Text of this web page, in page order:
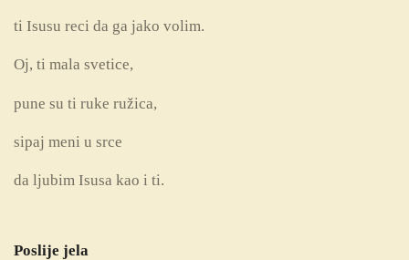
ti Isusu reci da ga jako volim.
Oj, ti mala svetice,
pune su ti ruke ružica,
sipaj meni u srce
da ljubim Isusa kao i ti.
Poslije jela